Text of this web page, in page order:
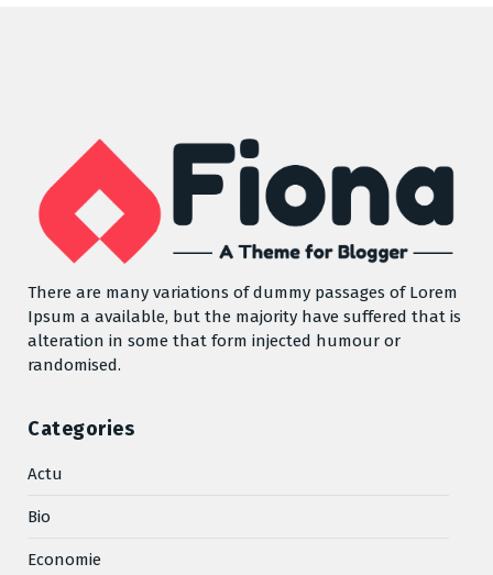
There are many variations of dummy passages of Lorem
Ipsum a available, but the majority have suffered that is
alteration in some that form injected humour or
randomised.
Categories
Actu
Bio
Economie